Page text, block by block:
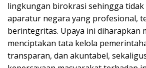
lingkungan birokrasi sehingga
aparatur negara yang profesional,
berintegritas. Upaya ini diharapkan
menciptakan tata kelola
transparan, dan akuntabel,